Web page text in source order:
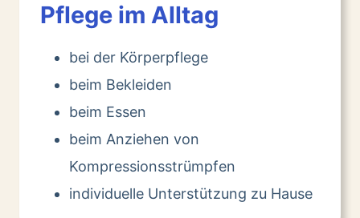
Pflege im Alltag
bei der Körperpflege
beim Bekleiden
beim Essen
beim Anziehen von
Kompressionsstrümpfen
individuelle Unterstützung zu Hause